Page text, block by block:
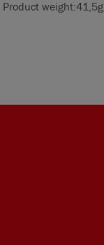
Product weight:41,5g